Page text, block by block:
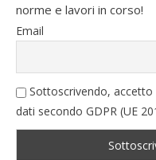
norme e lavori in corso!
Email
Sottoscrivendo,
dati secondo GDPR (UE